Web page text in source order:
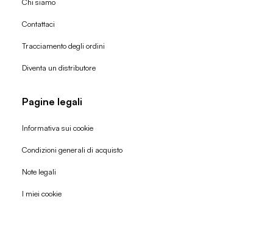
Contattaci
Tracciamento degli ordini
Diventa un distributore
Pagine legali
Informativa sui cookie
Condizioni generali di acquisto
Note legali
I miei cookie
Politica di rimborso